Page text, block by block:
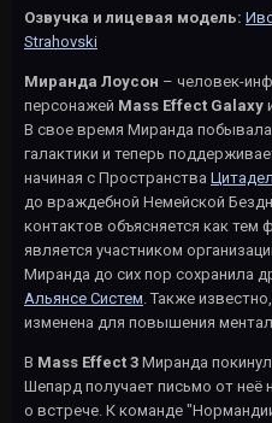
Озвучка и лицевая модель:
Strahovski
Миранда Лоусон – человек-
персонажей Mass Effect Galaxy
В свое время Миранда
галактики и теперь
начиная с Пространства
до враждебной Немейской
контактов объясняется как тем
является участником
Миранда до сих пор сохранила
Альянсе Систем . Также
изменена для повышения
В Mass Effect 3 Миранда
Шепард получает письмо от неё
о встрече. К команде